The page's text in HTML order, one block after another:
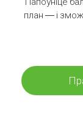
план — і